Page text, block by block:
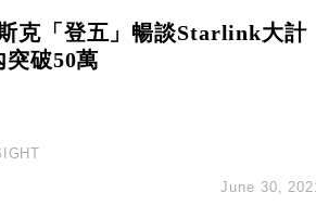
克「登五」暢談Starlink大計
破50萬
June 30,